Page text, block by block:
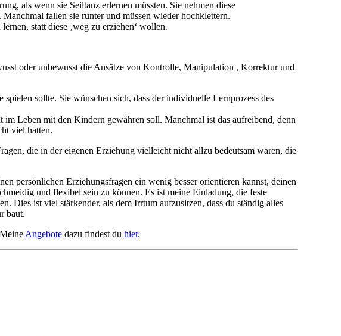
als wenn sie Seiltanz erlernen müssten. Sie nehmen diese
fallen sie runter und müssen wieder hochklettern.
statt diese ‚weg zu erziehen‘ wollen.
oder unbewusst die Ansätze von Kontrolle, Manipulation , Korrektur und
sollte. Sie wünschen sich, dass der individuelle Lernprozess des
Leben mit den Kindern gewähren soll. Manchmal ist das aufreibend, denn
viel hatten.
die in der eigenen Erziehung vielleicht nicht allzu bedeutsam waren, die
persönlichen Erziehungsfragen ein wenig besser orientieren kannst, deinen
und flexibel sein zu können. Es ist meine Einladung, die feste
Dies ist viel stärkender, als dem Irrtum aufzusitzen, dass du ständig alles
baut.
Angebote dazu findest du hier.